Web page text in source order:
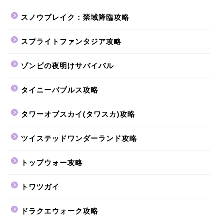
スノウブレイク：禁域降臨攻略
スプライトファンタジア攻略
ゾンビの夜明けサバイバル
タイニーバブルス攻略
タワーオブスカイ(タワスカ)攻略
ツイステッドワンダーランド攻略
トップウォー攻略
トワツガイ
ドラクエウォーク攻略